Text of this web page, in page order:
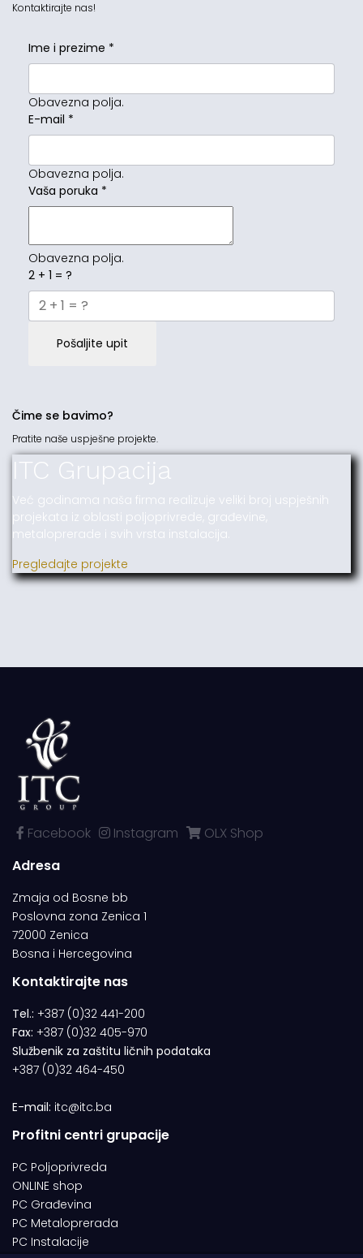
Kontaktirajte nas!
Ime i prezime *
Obavezna polja.
E-mail *
Obavezna polja.
Vaša poruka *
Obavezna polja.
2 + 1 = ?
Pošaljite upit
Čime se bavimo?
Pratite naše uspješne projekte.
ITC Grupacija
Već godinama naša firma realizuje veliki broj uspješnih
projekata iz oblasti poljoprivrede, građevine,
metaloprerade i svih vrsta instalacija.
Pregledajte projekte
Facebook Instagram
OLX Shop
Adresa
Zmaja od Bosne bb
Poslovna zona Zenica 1
72000 Zenica
Bosna i Hercegovina
Kontaktirajte nas
Tel.: +387 (0)32 441-200
Fax: +387 (0)32 405-970
Službenik za zaštitu ličnih podataka
+387 (0)32 464-450
E-mail: itc@itc.ba
Profitni centri grupacije
PC Poljoprivreda
ONLINE shop
PC Građevina
PC Metaloprerada
PC Instalacije